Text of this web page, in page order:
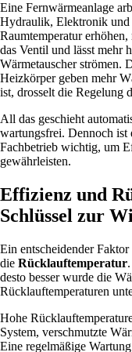
Eine Fernwärmeanlage
Hydraulik, Elektronik und
Raumtemperatur
das Ventil und lässt mehr
Wärmetauscher strömen.
Heizkörper geben mehr
ist, drosselt die Regelung
All das geschieht
wartungsfrei. Dennoch ist
Fachbetrieb wichtig, um
gewährleisten.
Effizienz und
Schlüssel zur
Ein entscheidender
die Rücklauftemperatur
desto besser wurde die
Rücklauftemperaturen
Hohe
System, verschmutzte
Eine regelmäßige